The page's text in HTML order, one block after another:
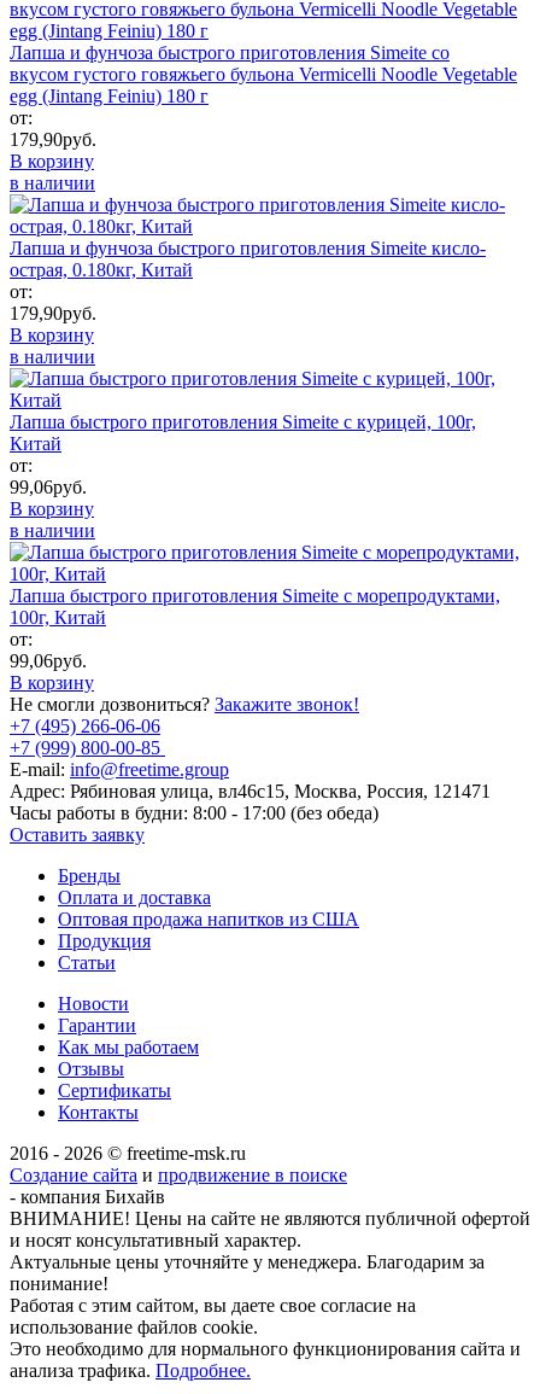
Лапша и фунчоза быстрого приготовления Simeite со
вкусом густого говяжьего бульона Vermicelli Noodle Vegetable
egg (Jintang Feiniu) 180 г
от:
179,90руб.
В корзину
в наличии
Лапша и фунчоза быстрого приготовления Simeite кисло-
острая, 0.180кг, Китай
от:
179,90руб.
В корзину
в наличии
Лапша быстрого приготовления Simeite с курицей, 100г,
Китай
от:
99,06руб.
В корзину
в наличии
Лапша быстрого приготовления Simeite с морепродуктами,
100г, Китай
от:
99,06руб.
В корзину
Не смогли дозвониться? Закажите звонок!
+7 (495) 266-06-06
+7 (999) 800-00-85
E-mail: info@freetime.group
Адрес: Рябиновая улица, вл46с15, Москва, Россия, 121471
Часы работы в будни: 8:00 - 17:00 (без обеда)
Оставить заявку
Бренды
Оплата и доставка
Оптовая продажа напитков из США
Продукция
Статьи
Новости
Гарантии
Как мы работаем
Отзывы
Сертификаты
Контакты
2016 - 2026 © freetime-msk.ru
Создание сайта и продвижение в поиске
- компания Бихайв
ВНИМАНИЕ! Цены на сайте не являются публичной офертой
и носят консультативный характер.
Актуальные цены уточняйте у менеджера. Благодарим за
понимание!
Работая с этим сайтом, вы даете свое согласие на
использование файлов cookie.
Это необходимо для нормального функционирования сайта и
анализа трафика. Подробнее.